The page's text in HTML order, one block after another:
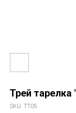
Трей тарелка
SKU: ТТ05